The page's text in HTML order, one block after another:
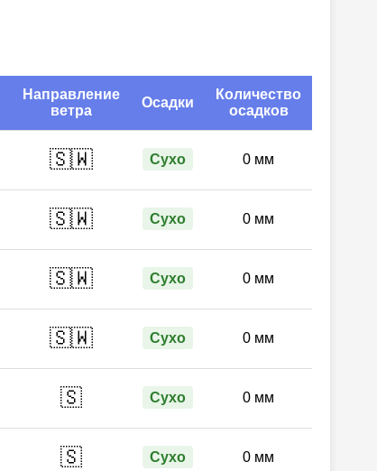
Направление
ветра
Осадки
Количество
осадков
🇸🇼 Сухо 0 мм
🇸🇼 Сухо 0 мм
🇸🇼 Сухо 0 мм
🇸🇼 Сухо 0 мм
🇸 Сухо 0 мм
🇸 Сухо 0 мм